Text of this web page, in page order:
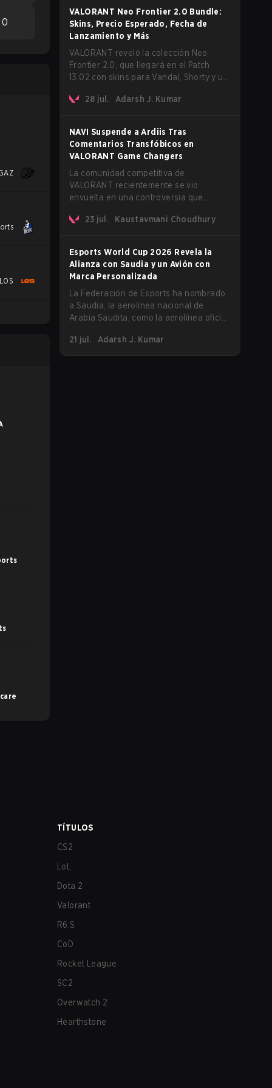
0
LOS
esperado modo AROS: Replication.
VALORANT Neo Frontier 2.0 Bundle:
Skins, Precio Esperado, Fecha de
Lanzamiento y Más
VALORANT reveló la colección Neo
Frontier 2.0, que llegará en el Patch
13.02 con skins para Vandal, Shorty y un
28 jul.
Adarsh J. Kumar
NAVI Suspende a Ardiis Tras
Comentarios Transfóbicos en
VALORANT Game Changers
La comunidad competitiva de
VALORANT recientemente se vio
envuelta en una controversia que
profesional Ardis "ardiis" Svarenieks y a
comentarios realizados durante un co-
stream de un partido de VCT Game
Changers EMEA en julio de 2026. Lo que
comenzó como una charla casual
rápidamente escaló a un debate en toda
la comunidad sobre el respeto, la
transgénero en el circuito Game
Changers.
23 jul. Kaustavmani Choudhury
Esports World Cup 2026 Revela la
Alianza con Saudia y un Avión con
Marca Personalizada
La Federación de Esports ha nombrado
a Saudia, la aerolínea nacional de
Arabia Saudita, como la aerolínea oficial
Conoce más.
21 jul. Adarsh J. Kumar
TÍTULOS
CS2
LoL
Dota 2
Valorant
R6:S
CoD
Rocket League
SC2
Overwatch 2
Hearthstone